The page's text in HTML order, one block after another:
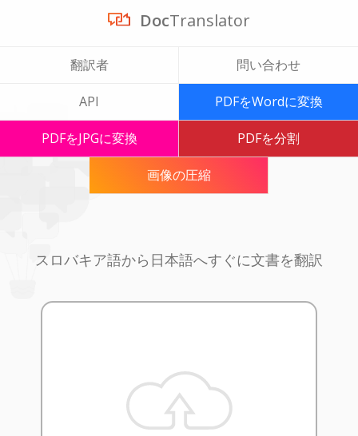
DocTranslator
翻訳者 問い合わせ
API PDFをWordに変換
PDFをJPGに変換 PDFを分割
画像の圧縮
スロバキア語から日本語へすぐに文書を翻訳